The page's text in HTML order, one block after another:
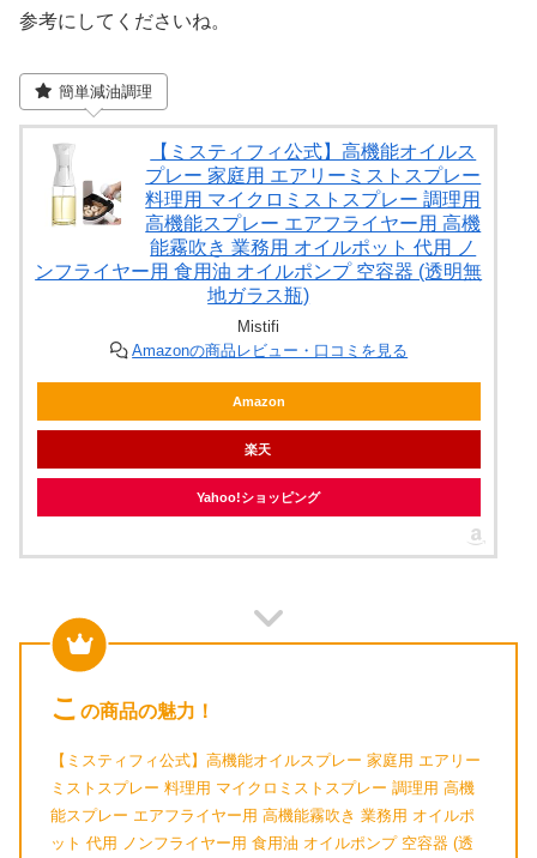
参考にしてくださいね。
簡単減油調理
【ミスティフィ公式】高機能オイルス
プレー 家庭用 エアリーミストスプレー
料理用 マイクロミストスプレー 調理用
高機能スプレー エアフライヤー用 高機
能霧吹き 業務用 オイルポット 代用 ノ
ンフライヤー用 食用油 オイルポンプ 空容器 (透明無
地ガラス瓶)
Mistifi
Amazonの商品レビュー・口コミを見る
Amazon
楽天
Yahoo!ショッピング
こ の商品の魅力！
【ミスティフィ公式】高機能オイルスプレー 家庭用 エアリー
ミストスプレー 料理用 マイクロミストスプレー 調理用 高機
能スプレー エアフライヤー用 高機能霧吹き 業務用 オイルポ
ット 代用 ノンフライヤー用 食用油 オイルポンプ 空容器 (透